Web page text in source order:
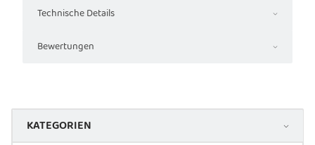
Technische Details
Bewertungen
KATEGORIEN